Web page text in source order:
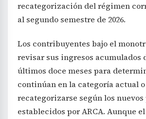
recategorización del régimen
al segundo semestre de 2026.
Los contribuyentes bajo el
revisar sus ingresos acumulados
últimos doce meses para
continúan en la categoría actual
recategorizarse según los
establecidos por ARCA. Aunque